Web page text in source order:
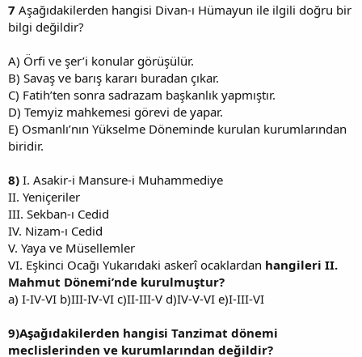
7 Aşağıdakilerden hangisi Divan-ı Hümayun ile ilgili doğru bir
bilgi değildir?
A) Örfi ve şer’i konular görüşülür.
B) Savaş ve barış kararı buradan çıkar.
C) Fatih’ten sonra sadrazam başkanlık yapmıştır.
D) Temyiz mahkemesi görevi de yapar.
E) Osmanlı’nın Yükselme Döneminde kurulan kurumlarından
biridir.
8) I. Asakir-i Mansure-i Muhammediye
II. Yeniçeriler
III. Sekban-ı Cedid
IV. Nizam-ı Cedid
V. Yaya ve Müsellemler
VI. Eşkinci Ocağı Yukarıdaki askerî ocaklardan hangileri II.
Mahmut Dönemi’nde kurulmuştur?
a) I-IV-VI b)III-IV-VI c)II-III-V d)IV-V-VI e)I-III-VI
9)Aşağıdakilerden hangisi Tanzimat dönemi
meclislerinden ve kurumlarından değildir?